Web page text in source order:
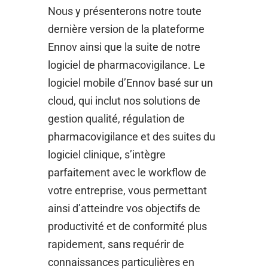
Nous y présenterons notre toute
dernière version de la plateforme
Ennov ainsi que la suite de notre
logiciel de pharmacovigilance. Le
logiciel mobile d’Ennov basé sur un
cloud, qui inclut nos solutions de
gestion qualité, régulation de
pharmacovigilance et des suites du
logiciel clinique, s’intègre
parfaitement avec le workflow de
votre entreprise, vous permettant
ainsi d’atteindre vos objectifs de
productivité et de conformité plus
rapidement, sans requérir de
connaissances particulières en